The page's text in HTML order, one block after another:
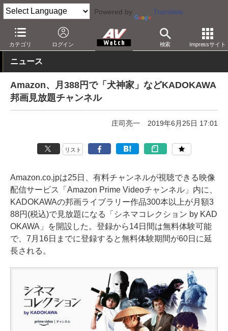
Powered by Translate
カテゴリ ログイン 検索 Impressサイト
AV Watch コンテンツ・サービス 映像配信 Amazonビデオ
ニュース
Amazon、月388円で「犬神家」などKADOKAWA
邦画見放題チャンネル
庄司亮一 2019年6月25日 17:01
リスト
Amazon.co.jpは25日、有料チャンネルが視聴できる映像
配信サービス「Amazon Prime Videoチャンネル」内に、
KADOKAWAの邦画ライブラリー作品300本以上が月額3
88円(税込)で見放題になる「シネマコレクション by KAD
OKAWA」を開設した。登録から14日間は無料体験可能
で、7月16日までに登録すると無料体験期間が60日に延
長される。